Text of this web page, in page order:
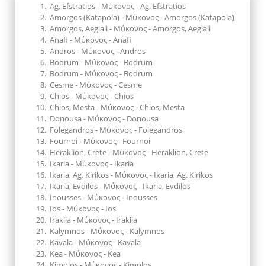
Ag. Efstratios - Μύκονος - Ag. Efstratios
Amorgos (Katapola) - Μύκονος - Amorgos (Katapola)
Amorgos, Aegiali - Μύκονος - Amorgos, Aegiali
Anafi - Μύκονος - Anafi
Andros - Μύκονος - Andros
Bodrum - Μύκονος - Bodrum
Bodrum - Μύκονος - Bodrum
Cesme - Μύκονος - Cesme
Chios - Μύκονος - Chios
Chios, Mesta - Μύκονος - Chios, Mesta
Donousa - Μύκονος - Donousa
Folegandros - Μύκονος - Folegandros
Fournoi - Μύκονος - Fournoi
Heraklion, Crete - Μύκονος - Heraklion, Crete
Ikaria - Μύκονος - Ikaria
Ikaria, Ag. Kirikos - Μύκονος - Ikaria, Ag. Kirikos
Ikaria, Evdilos - Μύκονος - Ikaria, Evdilos
Inousses - Μύκονος - Inousses
Ios - Μύκονος - Ios
Iraklia - Μύκονος - Iraklia
Kalymnos - Μύκονος - Kalymnos
Kavala - Μύκονος - Kavala
Kea - Μύκονος - Kea